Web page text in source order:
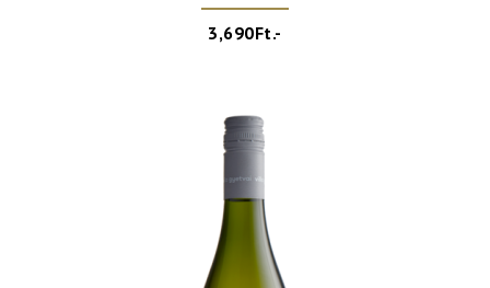
3,690Ft.-